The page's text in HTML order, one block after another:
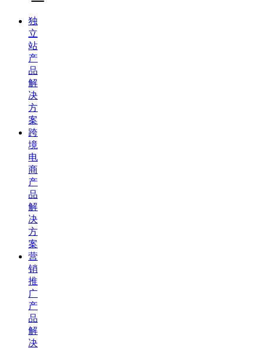
独
立
站
产
品
解
决
方
案
跨
境
电
商
产
品
解
决
方
案
营
销
推
广
产
品
解
决